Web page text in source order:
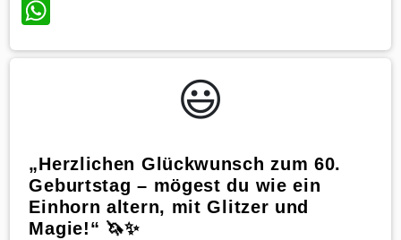
WhatsApp
😃️
„Herzlichen Glückwunsch zum 60.
Geburtstag – mögest du wie ein
Einhorn altern, mit Glitzer und
Magie!“ 🦄✨